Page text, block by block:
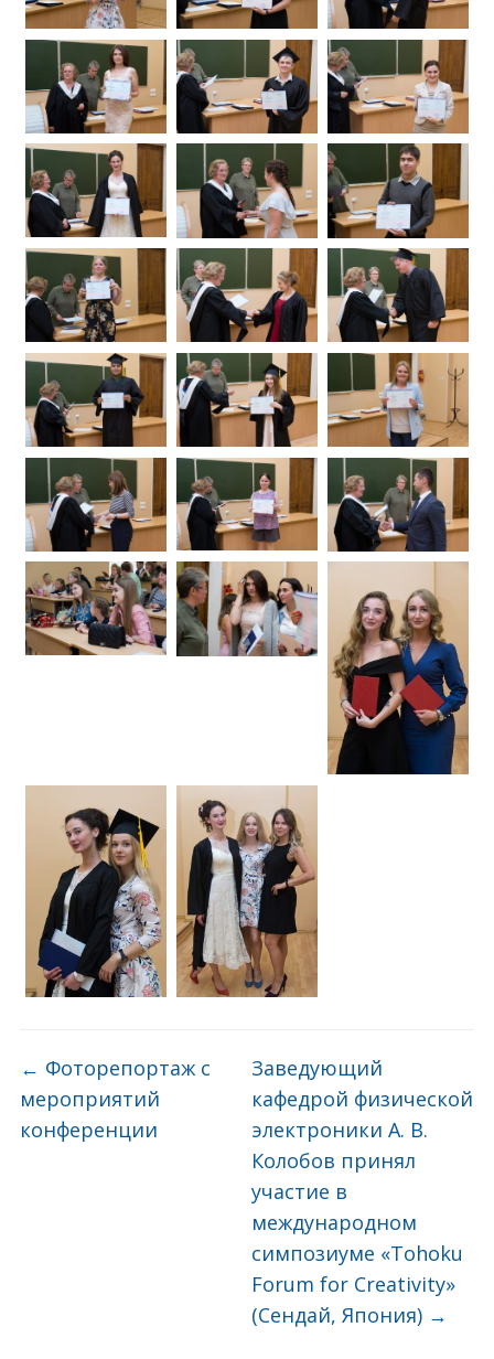
← Фоторепортаж с
мероприятий
конференции
Заведующий
кафедрой физической
электроники А. В.
Колобов принял
участие в
международном
симпозиуме «Tohoku
Forum for Creativity»
(Сендай, Япония) →